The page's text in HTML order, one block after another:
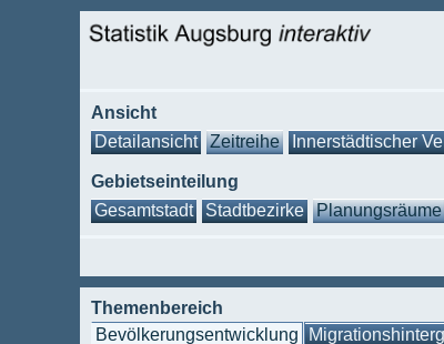
Ansicht
Detailansicht
Zeitreihe Innerstädtischer
Gebietseinteilung
Gesamtstadt
Stadtbezirke Planungsräume
Themenbereich
Bevölkerungsentwicklung